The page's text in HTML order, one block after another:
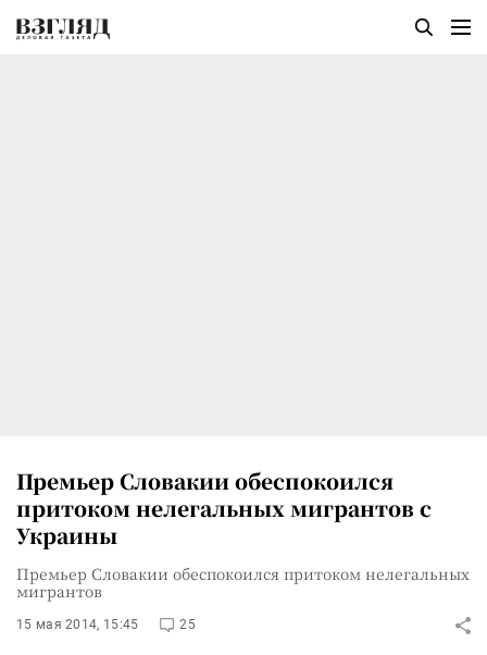
Премьер Словакии обеспокоился
притоком нелегальных мигрантов с
Украины
Премьер Словакии обеспокоился притоком нелегальных
мигрантов
15 мая 2014, 15:45 25